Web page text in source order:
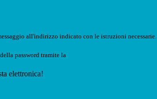
all'indirizzo indicato con le istruzioni necessarie.
password tramite la
elettronica!